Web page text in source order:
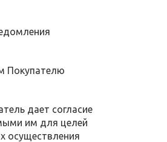
Покупателю
дает согласие
им для целей
осуществления